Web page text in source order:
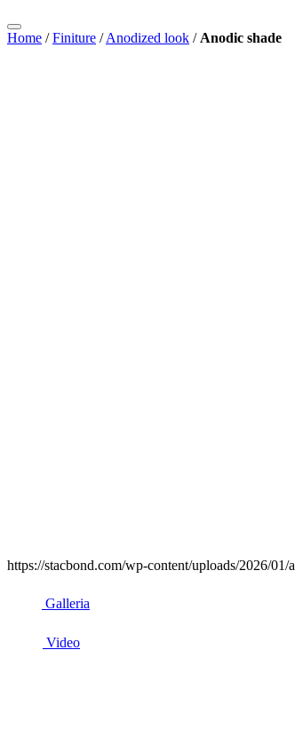
Home /Finiture /Anodized look / Anodic shade
https://stacbond.com/wp-content/uploads/2026/
Galleria
Video